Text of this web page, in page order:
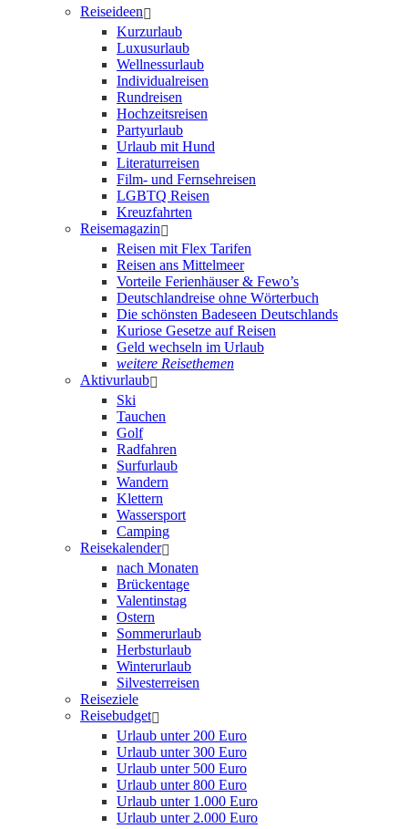
Reiseideen
Kurzurlaub
Luxusurlaub
Wellnessurlaub
Individualreisen
Rundreisen
Hochzeitsreisen
Partyurlaub
Urlaub mit Hund
Literaturreisen
Film- und Fernsehreisen
LGBTQ Reisen
Kreuzfahrten
Reisemagazin
Reisen mit Flex Tarifen
Reisen ans Mittelmeer
Vorteile Ferienhäuser & Fewo’s
Deutschlandreise ohne Wörterbuch
Die schönsten Badeseen Deutschlands
Kuriose Gesetze auf Reisen
Geld wechseln im Urlaub
weitere Reisethemen
Aktivurlaub
Ski
Tauchen
Golf
Radfahren
Surfurlaub
Wandern
Klettern
Wassersport
Camping
Reisekalender
nach Monaten
Brückentage
Valentinstag
Ostern
Sommerurlaub
Herbsturlaub
Winterurlaub
Silvesterreisen
Reiseziele
Reisebudget
Urlaub unter 200 Euro
Urlaub unter 300 Euro
Urlaub unter 500 Euro
Urlaub unter 800 Euro
Urlaub unter 1.000 Euro
Urlaub unter 2.000 Euro